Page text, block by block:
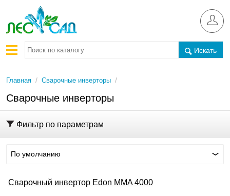
Искать
Главная / Сварочные инверторы /
Сварочные инверторы
Фильтр по параметрам
По умолчанию
Сварочный инвертор Edon MMA 4000